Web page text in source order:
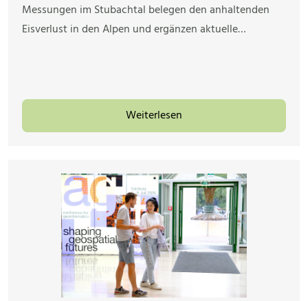
Messungen im Stubachtal belegen den anhaltenden
Eisverlust in den Alpen und ergänzen aktuelle…
Weiterlesen